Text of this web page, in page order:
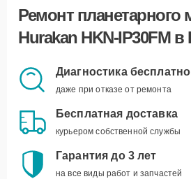
Ремонт планетарного
Hurakan HKN-IP30FMв
Диагностика бесплатно
даже при отказе от ремонта
Бесплатная доставка
курьером собственной службы
Гарантия до 3 лет
на все виды работ и запчастей